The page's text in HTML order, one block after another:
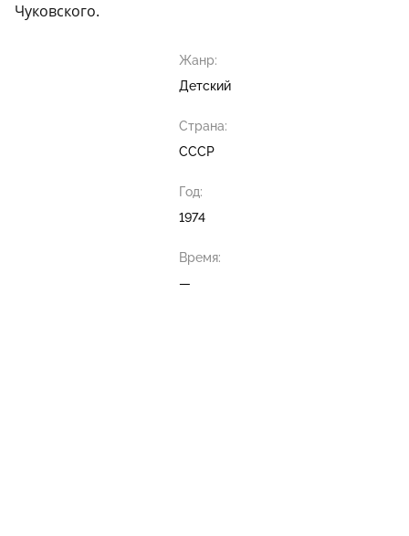
Чуковского.
Жанр:
Детский
Страна:
СССР
Год:
1974
Время:
—